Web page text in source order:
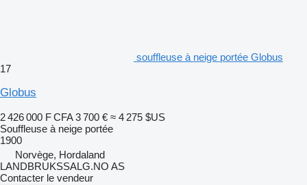
souffleuse à neige portée Globus
17
Globus
2 426 000 F CFA 3 700 € ≈ 4 275 $US
Souffleuse à neige portée
1900
Norvège, Hordaland
LANDBRUKSSALG.NO AS
Contacter le vendeur